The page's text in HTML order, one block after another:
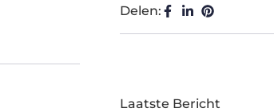
Delen:
Laatste Bericht